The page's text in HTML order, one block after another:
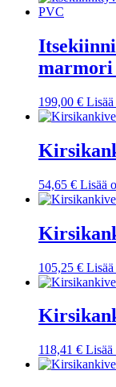
marmori
199,00 €
54,65 € Lisää
105,25 €
118,41 € Lisää